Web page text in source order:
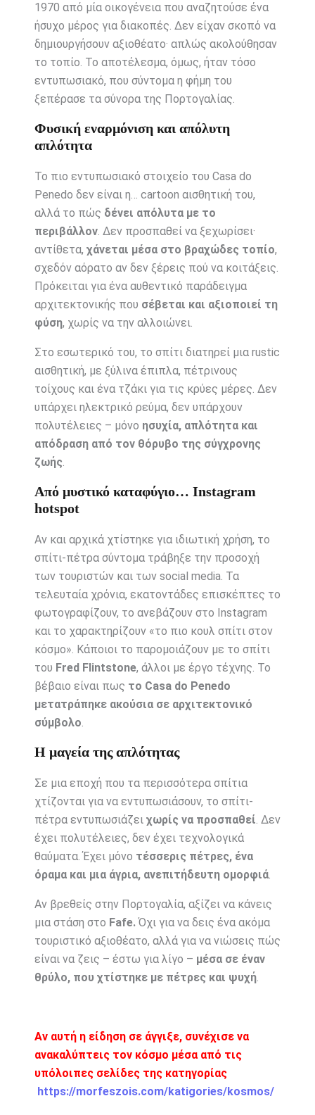
1970 από μία οικογένεια που αναζητούσε ένα
ήσυχο μέρος για διακοπές. Δεν είχαν σκοπό να
δημιουργήσουν αξιοθέατο· απλώς ακολούθησαν
το τοπίο. Το αποτέλεσμα, όμως, ήταν τόσο
εντυπωσιακό, που σύντομα η φήμη του
ξεπέρασε τα σύνορα της Πορτογαλίας.
Φυσική εναρμόνιση και απόλυτη
απλότητα
Το πιο εντυπωσιακό στοιχείο του Casa do
Penedo δεν είναι η… cartoon αισθητική του,
αλλά το πώς δένει απόλυτα με το
περιβάλλον. Δεν προσπαθεί να ξεχωρίσει·
αντίθετα, χάνεται μέσα στο βραχώδες τοπίο,
σχεδόν αόρατο αν δεν ξέρεις πού να κοιτάξεις.
Πρόκειται για ένα αυθεντικό παράδειγμα
αρχιτεκτονικής που σέβεται και αξιοποιεί τη
φύση, χωρίς να την αλλοιώνει.
Στο εσωτερικό του, το σπίτι διατηρεί μια rustic
αισθητική, με ξύλινα έπιπλα, πέτρινους
τοίχους και ένα τζάκι για τις κρύες μέρες. Δεν
υπάρχει ηλεκτρικό ρεύμα, δεν υπάρχουν
πολυτέλειες – μόνο ησυχία, απλότητα και
απόδραση από τον θόρυβο της σύγχρονης
ζωής.
Από μυστικό καταφύγιο… Instagram
hotspot
Αν και αρχικά χτίστηκε για ιδιωτική χρήση, το
σπίτι-πέτρα σύντομα τράβηξε την προσοχή
των τουριστών και των social media. Τα
τελευταία χρόνια, εκατοντάδες επισκέπτες το
φωτογραφίζουν, το ανεβάζουν στο Instagram
και το χαρακτηρίζουν «το πιο κουλ σπίτι στον
κόσμο». Κάποιοι το παρομοιάζουν με το σπίτι
του Fred Flintstone, άλλοι με έργο τέχνης. Το
βέβαιο είναι πως το Casa do Penedo
μετατράπηκε ακούσια σε αρχιτεκτονικό
σύμβολο.
Η μαγεία της απλότητας
Σε μια εποχή που τα περισσότερα σπίτια
χτίζονται για να εντυπωσιάσουν, το σπίτι-
πέτρα εντυπωσιάζει χωρίς να προσπαθεί. Δεν
έχει πολυτέλειες, δεν έχει τεχνολογικά
θαύματα. Έχει μόνο τέσσερις πέτρες, ένα
όραμα και μια άγρια, ανεπιτήδευτη ομορφιά.
Αν βρεθείς στην Πορτογαλία, αξίζει να κάνεις
μια στάση στο Fafe.Όχι για να δεις ένα ακόμα
τουριστικό αξιοθέατο, αλλά για να νιώσεις πώς
είναι να ζεις – έστω για λίγο – μέσα σε έναν
θρύλο, που χτίστηκε με πέτρες και ψυχή.
Αν αυτή η είδηση σε άγγιξε, συνέχισε να
ανακαλύπτεις τον κόσμο μέσα από τις
υπόλοιπες σελίδες της κατηγορίας
https://morfeszois.com/katigories/kosmos/